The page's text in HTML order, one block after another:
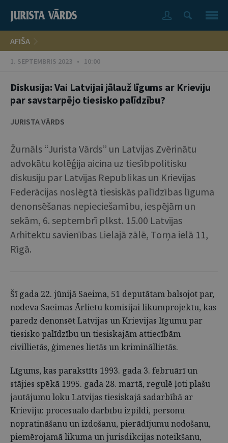
AFIŠA
1. SEPTEMBRIS 2023 • 10:00
Diskusija: Vai Latvijai jālauž līgums ar Krieviju
par savstarpējo tiesisko palīdzību?
JURISTA VĀRDS
Žurnāls “Jurista Vārds” un Latvijas Zvērinātu
advokātu kolēģija aicina uz tiesībpolitisku
diskusiju par Latvijas Republikas un Krievijas
Federācijas noslēgtā tiesiskās palīdzības līguma
denonsēšanas nepieciešamību, iespējām un
sekām, 6. septembrī plkst. 15.00 Latvijas
Arhitektu savienības Lielajā zālē, Torņa ielā 11,
Rīgā.
Šī gada 22. jūnijā Saeima, 51 deputātam balsojot par,
nodeva Saeimas Ārlietu komisijai likumprojektu, kas
paredz denonsēt Latvijas un Krievijas līgumu par
tiesisko palīdzību un tiesiskajām attiecībām
civillietās, ģimenes lietās un krimināllietās.
Līgums, kas parakstīts 1993. gada 3. februārī un
stājies spēkā 1995. gada 28. martā, regulē ļoti plašu
jautājumu loku Latvijas tiesiskajā sadarbībā ar
Krieviju: procesuālo darbību izpildi, personu
nopratināšanu un izdošanu, pierādījumu nodošanu,
piemērojamā likuma un jurisdikcijas noteikšanu,